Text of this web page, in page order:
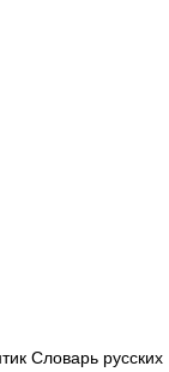
Словарь русских